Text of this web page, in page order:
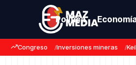
Política
Congreso Inversiones mineras